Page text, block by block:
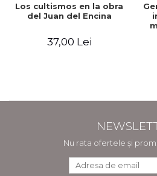
Los cultismos en la obra
del Juan del Encina
37,00 Lei
Nu rata ofertele și